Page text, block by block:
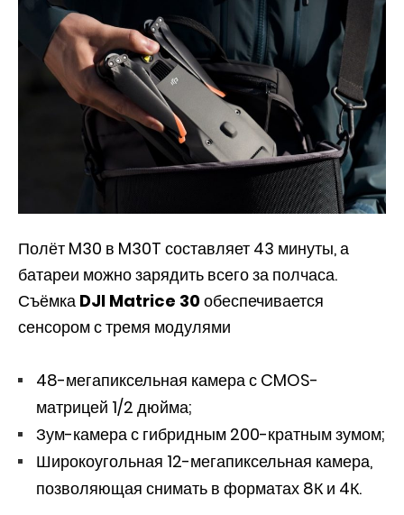
Полёт M30 в M30T составляет 43 минуты, а
батареи можно зарядить всего за полчаса.
Съёмка DJI Matrice 30обеспечивается
сенсором с тремя модулями
48-мегапиксельная камера с CMOS-
матрицей 1/2 дюйма;
Зум-камера с гибридным 200-кратным зумом;
Широкоугольная 12-мегапиксельная камера,
позволяющая снимать в форматах 8К и 4К.